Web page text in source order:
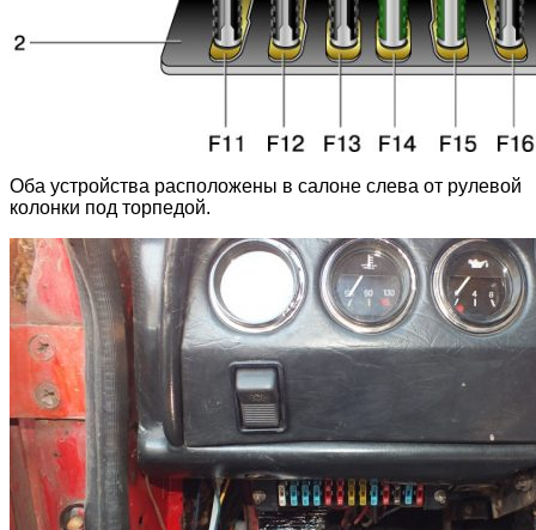
Оба устройства расположены в салоне слева от рулевой
колонки под торпедой.